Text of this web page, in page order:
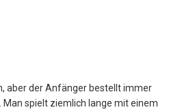
aber der Anfänger bestellt immer
Man spielt ziemlich lange mit einem